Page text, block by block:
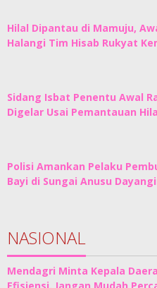
Hilal Dipantau di Mamuju,
Halangi Tim Hisab Rukyat
Sidang Isbat Penentu Awal
Digelar Usai Pemantauan
Polisi Amankan Pelaku
Bayi di Sungai Anusu
NASIONAL
Mendagri Minta Kepala